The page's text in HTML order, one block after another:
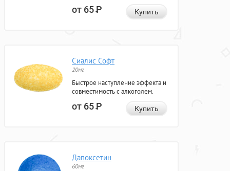
от 65Р Купить
Сиалис Софт
20мг
Быстрое наступление эффекта и
совместимость с алкоголем.
от 65Р Купить
Дапоксетин
60мг